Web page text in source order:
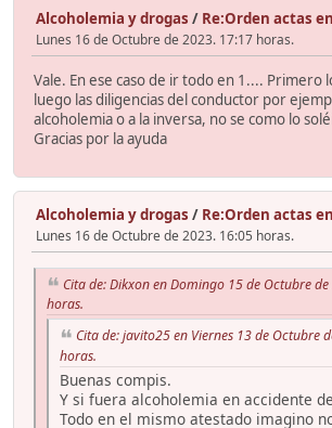
Alcoholemia y drogas / Re:Orden actas
Lunes 16 de Octubre de 2023. 17:17 horas.
Vale. En ese caso de ir todo en 1.... Primero
luego las diligencias del conductor por
alcoholemia o a la inversa, no se como lo
Gracias por la ayuda
Alcoholemia y drogas / Re:Orden actas
Lunes 16 de Octubre de 2023. 16:05 horas.
Cita de: Dikxon en Domingo 15 de Octubre
horas.
Cita de: javito25 en Viernes 13 de Octubre
horas.
Buenas compis.
Y si fuera alcoholemia en accidente
Todo en el mismo atestado imagino